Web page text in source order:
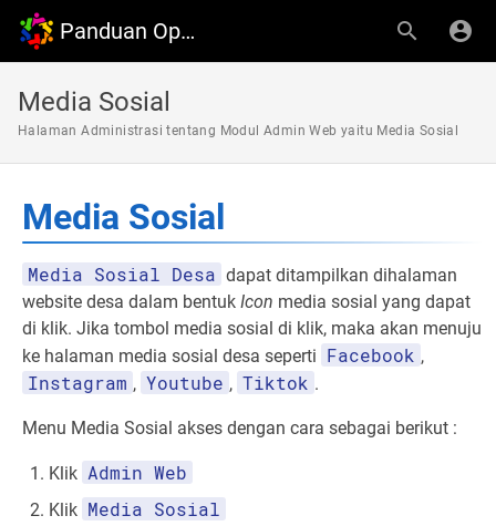
Panduan OpenDesa
Media Sosial
Halaman Administrasi tentang Modul Admin Web yaitu Media Sosial
Media Sosial
Media Sosial Desa dapat ditampilkan dihalaman
website desa dalam bentuk Icon media sosial yang dapat
di klik. Jika tombol media sosial di klik, maka akan menuju
ke halaman media sosial desa seperti Facebook ,
Instagram , Youtube , Tiktok .
Menu Media Sosial akses dengan cara sebagai berikut :
Klik Admin Web
Klik Media Sosial